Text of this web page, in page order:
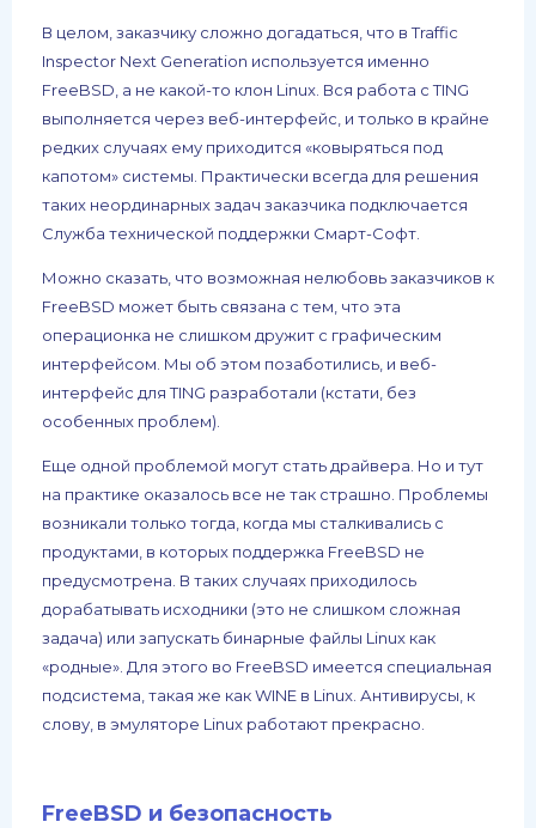
В целом, заказчику сложно догадаться, что в Traffic
Inspector Next Generation используется именно
FreeBSD, а не какой-то клон Linux. Вся работа с TING
выполняется через веб-интерфейс, и только в крайне
редких случаях ему приходится «ковыряться под
капотом» системы. Практически всегда для решения
таких неординарных задач заказчика подключается
Служба технической поддержки Смарт-Софт.
Можно сказать, что возможная нелюбовь заказчиков к
FreeBSD может быть связана с тем, что эта
операционка не слишком дружит с графическим
интерфейсом. Мы об этом позаботились, и веб-
интерфейс для TING разработали (кстати, без
особенных проблем).
Еще одной проблемой могут стать драйвера. Но и тут
на практике оказалось все не так страшно. Проблемы
возникали только тогда, когда мы сталкивались с
продуктами, в которых поддержка FreeBSD не
предусмотрена. В таких случаях приходилось
дорабатывать исходники (это не слишком сложная
задача) или запускать бинарные файлы Linux как
«родные». Для этого во FreeBSD имеется специальная
подсистема, такая же как WINE в Linux. Антивирусы, к
слову, в эмуляторе Linux работают прекрасно.
FreeBSD и безопасность